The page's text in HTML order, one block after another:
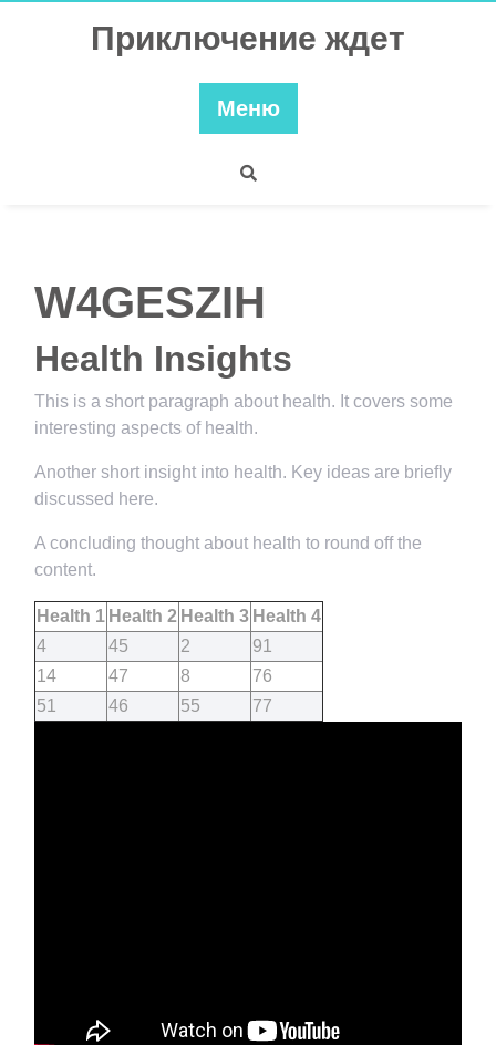
Приключение ждет
Меню
W4GESZIH
Health Insights
This is a short paragraph about health. It covers some
interesting aspects of health.
Another short insight into health. Key ideas are briefly
discussed here.
A concluding thought about health to round off the
content.
Health 1 Health 2 Health 3 Health 4
4
45 2
91
14
47 8
76
51
46 55 77